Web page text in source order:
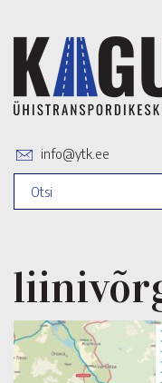
info@ytk.ee